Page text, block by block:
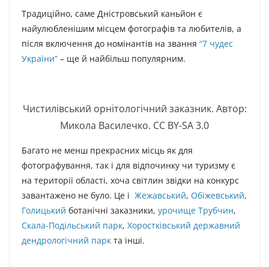
Традиційно, саме Дністровський каньйон є
найулюбленішим місцем фотографів та любителів, а
після включення до номінантів на звання “7 чудес
України” – ще й найбільш популярним.
Чистилівський орнітологічний заказник. Автор:
Микола Василечко. CC BY-SA 3.0
Багато не менш прекрасних місць як для
фотографування, так і для відпочинку чи туризму є
на території області, хоча світлин звідки на конкурс
завантажено не було. Це і Жежавський, Обіжевський,
Голицький ботанічні заказники, урочище Трубчин,
Скала-Подільський парк, Хоростківський державний
дендрологічний парк та інші.